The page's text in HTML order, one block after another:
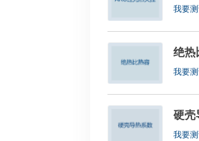
我要
绝
我要
硬
我要